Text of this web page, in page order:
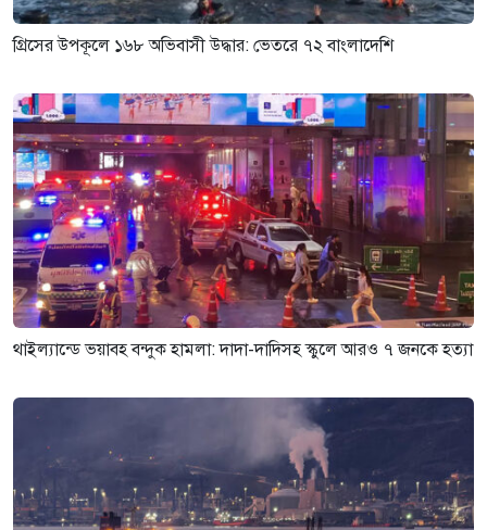
গ্রিসের উপকূলে ১৬৮ অভিবাসী উদ্ধার: ভেতরে ৭২ বাংলাদেশি
থাইল্যান্ডে ভয়াবহ বন্দুক হামলা: দাদা-দাদিসহ স্কুলে আরও ৭ জনকে হত্যা